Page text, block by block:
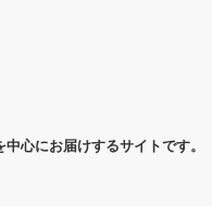
心にお届けするサイトです。